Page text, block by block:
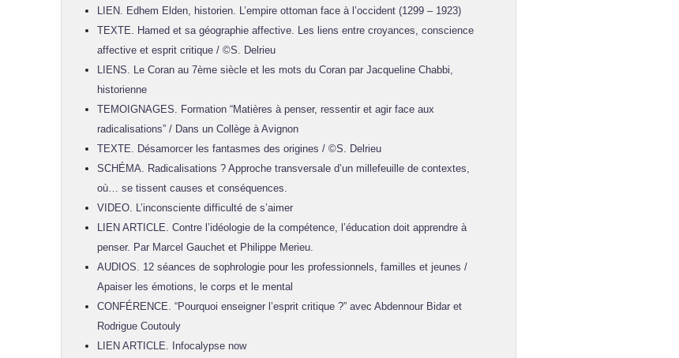
LIEN. Edhem Elden, historien. L’empire ottoman face à l’occident (1299 – 1923)
TEXTE. Hamed et sa géographie affective. Les liens entre croyances, conscience
affective et esprit critique / ©S. Delrieu
LIENS. Le Coran au 7ème siècle et les mots du Coran par Jacqueline Chabbi,
historienne
TEMOIGNAGES. Formation “Matières à penser, ressentir et agir face aux
radicalisations” / Dans un Collège à Avignon
TEXTE. Désamorcer les fantasmes des origines / ©S. Delrieu
SCHÉMA. Radicalisations ? Approche transversale d’un millefeuille de contextes,
où… se tissent causes et conséquences.
VIDEO. L’inconsciente difficulté de s’aimer
LIEN ARTICLE. Contre l’idéologie de la compétence, l’éducation doit apprendre à
penser. Par Marcel Gauchet et Philippe Merieu.
AUDIOS. 12 séances de sophrologie pour les professionnels, familles et jeunes /
Apaiser les émotions, le corps et le mental
CONFÉRENCE. “Pourquoi enseigner l’esprit critique ?” avec Abdennour Bidar et
Rodrigue Coutouly
LIEN ARTICLE. Infocalypse now